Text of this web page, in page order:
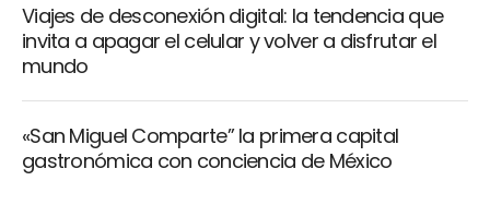
Viajes de desconexión digital: la tendencia que
invita a apagar el celular y volver a disfrutar el
mundo
«San Miguel Comparte” la primera capital
gastronómica con conciencia de México